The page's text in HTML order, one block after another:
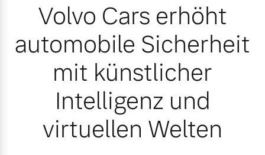
Vollelektrisch
6 Modelle
Plug-in Hybrid
Aktuelle Angebote
Geschäftskunden
Über uns
Volvo Cars erhöht
automobile Sicherheit
mit künstlicher
Intelligenz und
virtuellen Welten